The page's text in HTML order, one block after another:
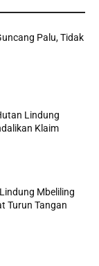
Palu, Tidak
Lindung
Klaim
Mbeliling
Turun Tangan